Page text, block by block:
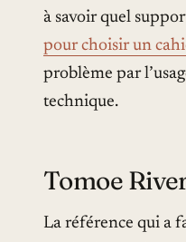
à savoir quel
pour choisir un
problème par
technique.
Tomoe
La référence qui a